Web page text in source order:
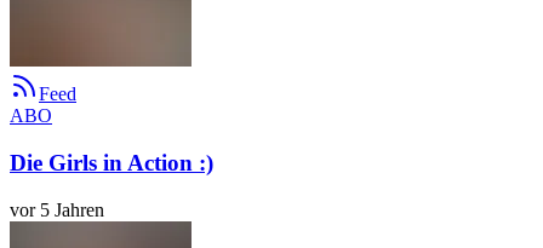
Feed
ABO
Die Girls in Action :)
vor 5 Jahren